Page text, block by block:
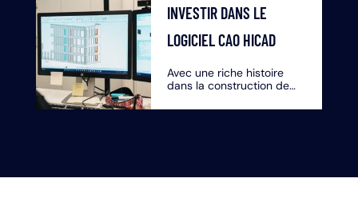
de nos collaborateurs.
INVESTIR DANS LE
LOGICIEL CAO HICAD
Avec une riche histoire
dans la construction de
métaux, Limeparts-